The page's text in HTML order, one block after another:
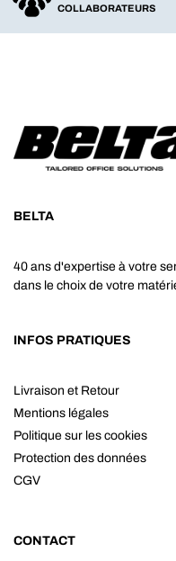
COLLABORATEURS
BELTA
40 ans d'expertise à votre
dans le choix de votre
INFOS PRATIQUES
Livraison et Retour
Mentions légales
Politique sur les cookies
Protection des données
CGV
CONTACT